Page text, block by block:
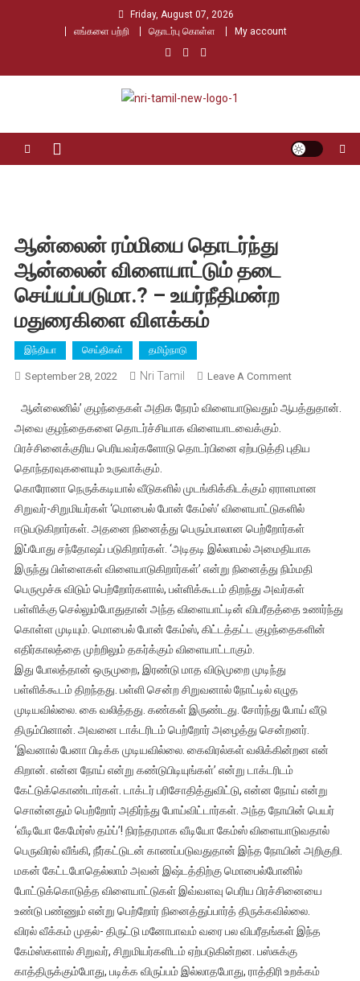
Friday, August 07, 2026
எங்களை பற்றி
தொடர்பு கொள்ள My account
Nri Tamil
ஆன்லைன் ரம்மியை தொடர்ந்து
ஆன்லைன் விளையாட்டும் தடை
செய்யப்படுமா.? – உயர்நீதிமன்ற
மதுரைகிளை விளக்கம்
இந்தியா செய்திகள் தமிழ்நாடு
September 28, 2022 Nri Tamil Leave A CommentOn
ரம்மியை
ஆன்லைன்
தடை
செய்யப்படுமா.?
விளக்கம்
ஆன்லைனில்’ குழந்தைகள் அதிக நேரம் விளையாடுவதும் ஆபத்துதான்.
அவை குழந்தைகளை தொடர்ச்சியாக விளையாடவைக்கும்.
பிரச்சினைக்குரிய பெரியவர்களோடு தொடர்பினை ஏற்படுத்தி புதிய
தொந்தரவுகளையும் உருவாக்கும்.
கொரோனா நெருக்கடியால் வீடுகளில் முடங்கிக்கிடக்கும் ஏராளமான
சிறுவர்-சிறுமியர்கள் ‘மொபைல் போன் கேம்ஸ்’ விளையாட்டுகளில்
ஈடுபடுகிறார்கள். அதனை நினைத்து பெரும்பாலான பெற்றோர்கள்
இப்போது சந்தோஷப் படுகிறார்கள். ‘அடிதடி இல்லாமல் அமைதியாக
இருந்து பிள்ளைகள் விளையாடுகிறார்கள்’ என்று நினைத்து நிம்மதி
பெருமூச்சு விடும் பெற்றோர்களால், பள்ளிக்கூடம் திறந்து அவர்கள்
பள்ளிக்கு செல்லும்போதுதான் அந்த விளையாட்டின் விபரீதத்தை உணர்ந்து
கொள்ள முடியும். மொபைல் போன் கேம்ஸ், கிட்டத்தட்ட குழந்தைகளின்
எதிர்காலத்தை முற்றிலும் தகர்க்கும் விளையாட்டாகும்.
இது போலத்தான் ஒருமுறை, இரண்டு மாத விடுமுறை முடிந்து
பள்ளிக்கூடம் திறந்தது. பள்ளி சென்ற சிறுவனால் நோட்டில் எழுத
முடியவில்லை. கை வலித்தது. கண்கள் இருண்டது. சோர்ந்து போய் வீடு
திரும்பினான். அவனை டாக்டரிடம் பெற்றோர் அழைத்து சென்றனர்.
‘இவனால் பேனா பிடிக்க முடியவில்லை. கைவிரல்கள் வலிக்கின்றன என்
கிறான். என்ன நோய் என்று கண்டுபிடியுங்கள்’ என்று டாக்டரிடம்
கேட்டுக்கொண்டார்கள். டாக்டர் பரிசோதித்துவிட்டு, என்ன நோய் என்று
சொன்னதும் பெற்றோர் அதிர்ந்து போய்விட்டார்கள். அந்த நோயின் பெயர்
‘வீடியோ கேமேர்ஸ் தம்ப்’! நிரந்தரமாக வீடியோ கேம்ஸ் விளையாடுவதால்
பெருவிரல் வீங்கி, நீர்கட்டுடன் காணப்படுவதுதான் இந்த நோயின் அறிகுறி.
மகன் கேட்டபோதெல்லாம் அவன் இஷ்டத்திற்கு மொபைல்போனில்
போட்டுக்கொடுத்த விளையாட்டுகள் இவ்வளவு பெரிய பிரச்சினையை
உண்டு பண்ணும் என்று பெற்றோர் நினைத்துப்பார்த் திருக்கவில்லை.
விரல் வீக்கம் முதல்- திருட்டு மனோபாவம் வரை பல விபரீதங்கள் இந்த
கேம்ஸ்களால் சிறுவர், சிறுமியர்களிடம் ஏற்படுகின்றன. பஸ்சுக்கு
காத்திருக்கும்போது, படிக்க விருப்பம் இல்லாதபோது, ராத்திரி உறக்கம்